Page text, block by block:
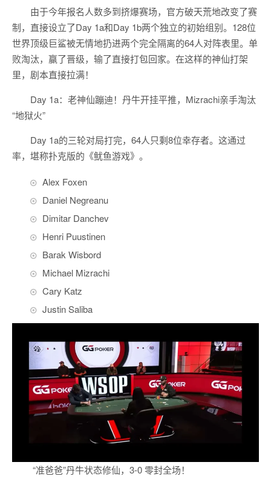
由于今年报名人数多到挤爆赛场，官方破天荒地改变了赛
制，直接设立了Day 1a和Day 1b两个独立的初始组别。128位
世界顶级巨鲨被无情地扔进两个完全隔离的64人对阵表里。单
败淘汰，赢了晋级，输了直接打包回家。在这样的神仙打架
里，剧本直接拉满！
Day 1a：老神仙蹦迪！丹牛开挂平推，Mizrachi亲手淘汰
“地狱火”
Day 1a的三轮对局打完，64人只剩8位幸存者。这通过
率，堪称扑克版的《鱿鱼游戏》。
Alex Foxen
Daniel Negreanu
Dimitar Danchev
Henri Puustinen
Barak Wisbord
Michael Mizrachi
Cary Katz
Justin Saliba
“准爸爸”丹牛状态修仙，3-0 零封全场！